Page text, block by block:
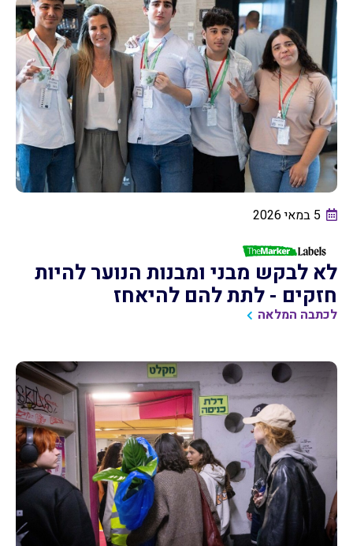
5 במאי 2026
לא לבקש מבני ומבנות הנוער להיות
חזקים - לתת להם להיאחז
לכתבה המלאה